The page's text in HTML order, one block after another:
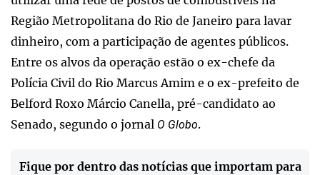
Região Metropolitana do Rio de Janeiro para lavar
dinheiro, com a participação de agentes públicos.
Entre os alvos da operação estão o ex-chefe da
Polícia Civil do Rio Marcus Amim e o ex-prefeito de
Belford Roxo Márcio Canella, pré-candidato ao
Senado, segundo o jornal O Globo.
Fique por dentro das notícias que importam para